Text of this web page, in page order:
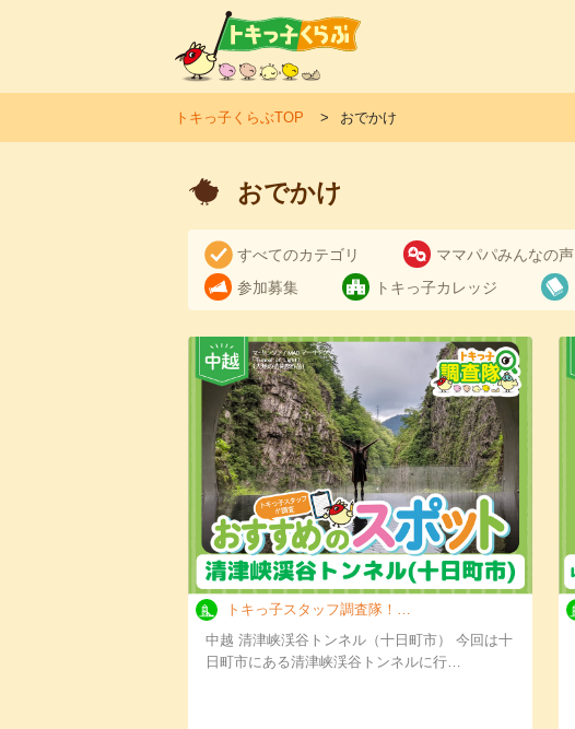
トキっ子くらぶTOP おでかけ
おでかけ
すべてのカテゴリ ママパパみんなの声
参加募集
トキっ子カレッジ
トキっ子スタッフ調査隊！清津峡渓谷トンネル（…
中越 清津峡渓谷トンネル（十日町市） 今回は十
日町市にある清津峡渓谷トンネルに行…